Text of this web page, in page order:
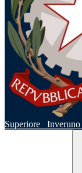
Superiore
Inveruno